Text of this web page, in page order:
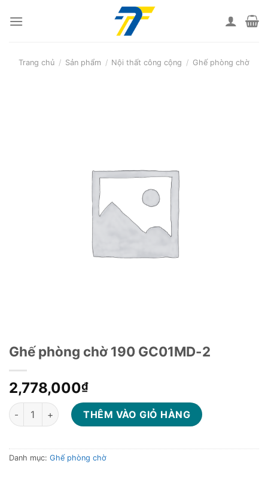
Trang chủ / Sản phẩm / Nội thất công cộng / Ghế phòng chờ
Ghế phòng chờ 190 GC01MD-2
2,778,000₫
Ghế phòng chờ 190 GC01MD-2 số lượng
THÊM VÀO GIỎ HÀNG
Danh mục: Ghế phòng chờ